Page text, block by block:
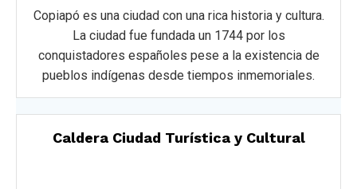
Copiapó es una ciudad con una rica historia y cultura.
La ciudad fue fundada un 1744 por los
conquistadores españoles pese a la existencia de
pueblos indígenas desde tiempos inmemoriales.
Caldera Ciudad Turística y Cultural